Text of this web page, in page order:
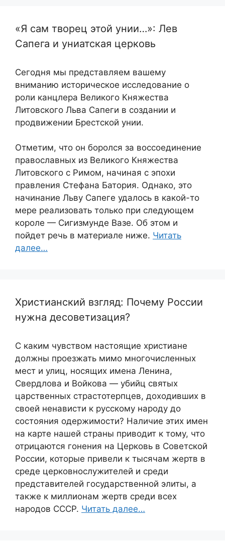
«Я сам творец этой унии…»: Лев
Сапега и униатская церковь
Сегодня мы представляем вашему
вниманию историческое исследование о
роли канцлера Великого Княжества
Литовского Льва Сапеги в создании и
продвижении Брестской унии.
Отметим, что он боролся за воссоединение
православных из Великого Княжества
Литовского с Римом, начиная с эпохи
правления Стефана Батория. Однако, это
начинание Льву Сапеге удалось в какой-то
мере реализовать только при следующем
короле — Сигизмунде Вазе. Об этом и
пойдет речь в материале ниже. Читать
далее…
Христианский взгляд: Почему России
нужна десоветизация?
С каким чувством настоящие христиане
должны проезжать мимо многочисленных
мест и улиц, носящих имена Ленина,
Свердлова и Войкова — убийц святых
царственных страстотерпцев, доходивших в
своей ненависти к русскому народу до
состояния одержимости? Наличие этих имен
на карте нашей страны приводит к тому, что
отрицаются гонения на Церковь в Советской
России, которые привели к тысячам жертв в
среде церковнослужителей и среди
представителей государственной элиты, а
также к миллионам жертв среди всех
народов СССР. Читать далее…